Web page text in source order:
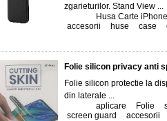
zgarieturilor. Stand View ...
Husa Carte
accesorii
huse case
Folie silicon privacy anti
Folie silicon protectie la
din laterale ...
aplicare Folie
screen guard
accesorii